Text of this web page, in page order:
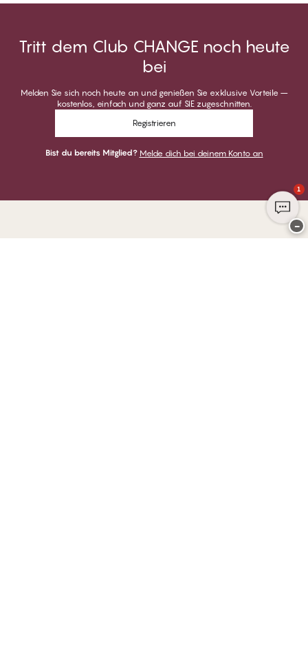
Tritt dem Club CHANGE noch heute
bei
Melden Sie sich noch heute an und genießen Sie exklusive Vorteile –
kostenlos, einfach und ganz auf SIE zugeschnitten.
Registrieren
Bist du bereits Mitglied? Melde dich bei deinem Konto an
1
−